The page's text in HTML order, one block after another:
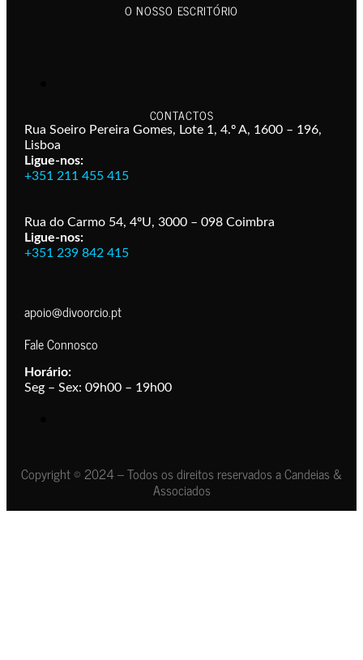
O NOSSO ESCRITÓRIO
CONTACTOS
Rua Soeiro Pereira Gomes, Lote 1, 4.º A, 1600 – 196,
Lisboa
Ligue-nos:
+351 211 455 415
Rua do Carmo 54, 4ºU, 3000 – 098 Coimbra
Ligue-nos:
+351 239 842 415
apoio@divoorcio.pt
Fale Connosco
Horário:
Seg – Sex: 09h00 – 19h00
Copyright © 2024 – Todos os direitos reservados a Candeias &
Associados